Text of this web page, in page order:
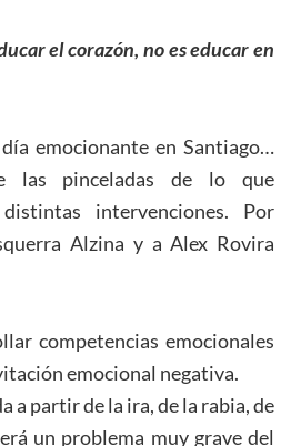
el corazón, no es educar en
emocionante en Santiago…
las pinceladas de lo que
intervenciones. Por
Alzina y a Alex Rovira
competencias emocionales
emocional negativa.
a partir de la ira, de la rabia, de
un problema muy grave del